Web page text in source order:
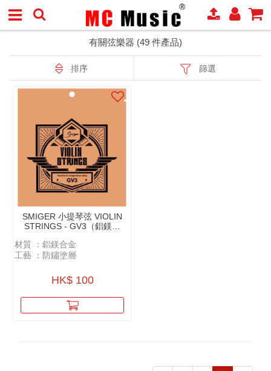
有關弦樂器 (49 件產品)
排序 篩選
SMIGER 小提琴弦 VIOLIN
STRINGS - GV3（鋁鎂合
MAGNESIUM ALLOY）
材質 ：鋁鎂合金
⼯藝 ：防鏽塗層
HK$ 100